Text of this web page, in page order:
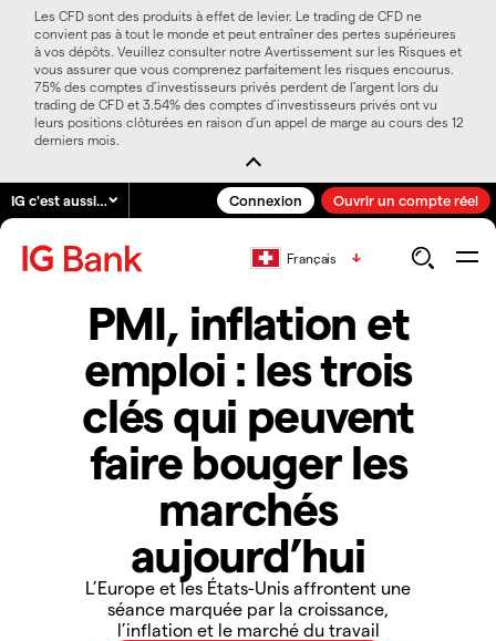
Les CFD sont des produits à effet de levier. Le trading de CFD ne
convient pas à tout le monde et peut entraîner des pertes supérieures
à vos dépôts. Veuillez consulter notre Avertissement sur les Risques et
vous assurer que vous comprenez parfaitement les risques encourus.
75% des comptes d’investisseurs privés perdent de l’argent lors du
trading de CFD et 3.54% des comptes d’investisseurs privés ont vu
leurs positions clôturées en raison d’un appel de marge au cours des 12
derniers mois.
IG c'est aussi… Connexion Ouvrir un compte réel
Français
PMI, inflation et
emploi : les trois
clés qui peuvent
faire bouger les
marchés
aujourd’hui
L’Europe et les États-Unis affrontent une
séance marquée par la croissance,
l’inflation et le marché du travail